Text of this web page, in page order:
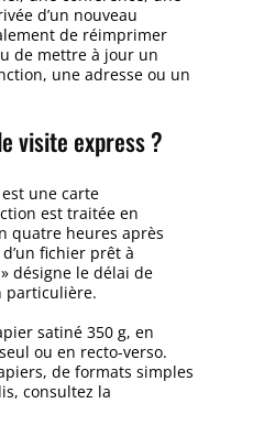
d’un nouveau
de réimprimer
de mettre à jour un
une adresse ou un
visite express ?
une carte
est traitée en
quatre heures après
fichier prêt à
désigne le délai de
particulière.
satiné 350 g, en
ou en recto-verso.
de formats simples
consultez la